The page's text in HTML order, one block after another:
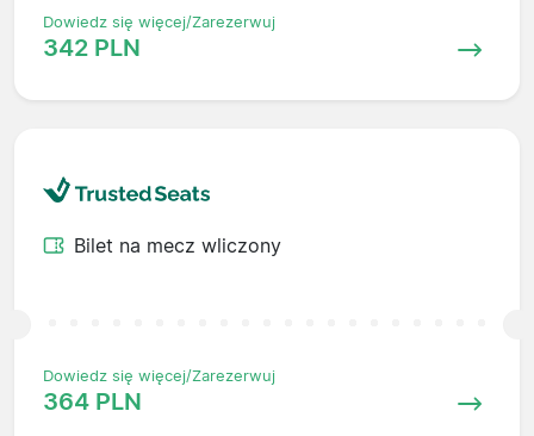
Dowiedz się więcej/Zarezerwuj
342 PLN
Bilet na mecz wliczony
Dowiedz się więcej/Zarezerwuj
364 PLN